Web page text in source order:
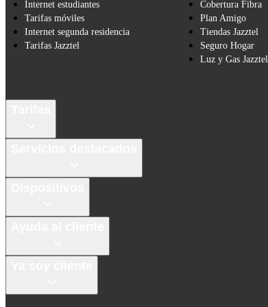
Internet estudiantes
Tarifas móviles
Internet segunda residencia
Tarifas Jazztel
Cobertura Fibra
Plan Amigo
Tiendas Jazztel
Seguro Hogar
Luz y Gas Jazztel